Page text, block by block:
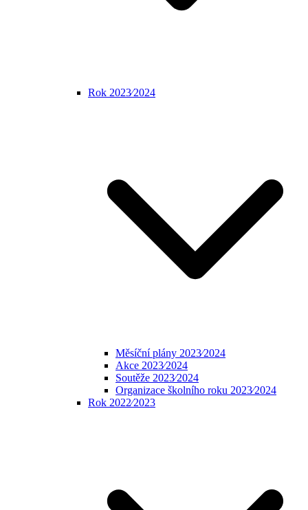
Rok 2023⁄2024
Měsíční plány 2023⁄2024
Akce 2023⁄2024
Soutěže 2023⁄2024
Organizace školního roku 2023⁄2024
Rok 2022⁄2023